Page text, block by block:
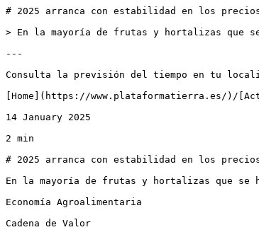
# 2025 arranca con estabilidad en los
> En la mayoría de frutas y hortalizas que
---
Consulta la previsión del tiempo en tu
[Home](https://www.plataformatierra.es/)/
14 January 2025
2 min
# 2025 arranca con estabilidad en los
En la mayoría de frutas y hortalizas que se
Economía Agroalimentaria
Cadena de Valor